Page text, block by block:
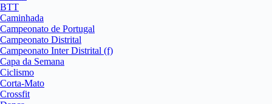
BTT
Caminhada
Campeonato de Portugal
Campeonato Distrital
Campeonato Inter Distrital (f)
Capa da Semana
Ciclismo
Corta-Mato
Crossfit